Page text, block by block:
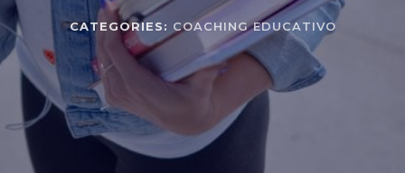
CATEGORIES: COACHING EDUCATIVO